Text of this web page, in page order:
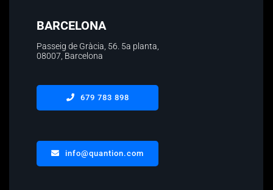
BARCELONA
Passeig de Gràcia, 56. 5a planta
08007, Barcelona
679 783 898
info@quantion.com